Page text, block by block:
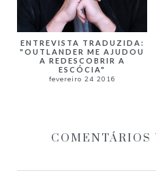
ENTREVISTA TRADUZIDA:
"OUTLANDER ME AJUDOU
A REDESCOBRIR A
ESCÓCIA"
fevereiro 24 2016
COMENTÁRIOS